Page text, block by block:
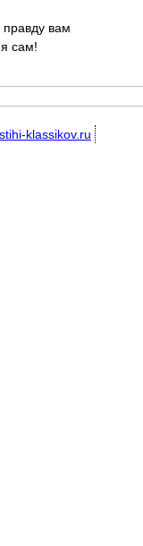
правду вам
сам!
klassikov.ru